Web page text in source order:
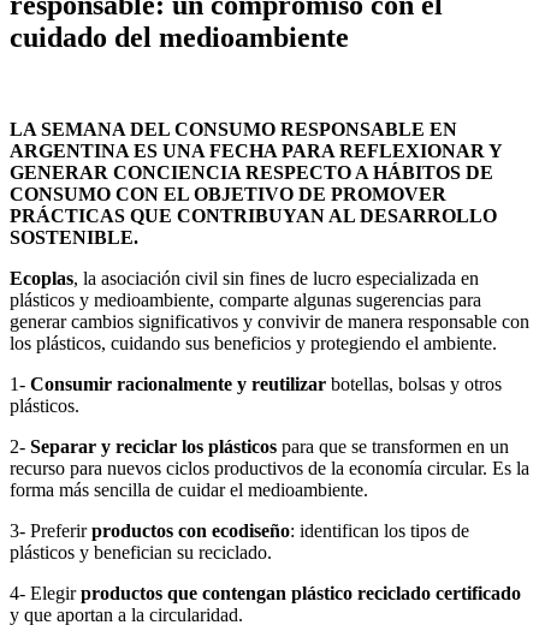
cuidado del medioambiente
LA SEMANA DEL CONSUMO RESPONSABLE EN
ARGENTINA ES UNA FECHA PARA REFLEXIONAR Y
GENERAR CONCIENCIA RESPECTO A HÁBITOS DE
CONSUMO CON EL OBJETIVO DE PROMOVER
PRÁCTICAS QUE CONTRIBUYAN AL DESARROLLO
SOSTENIBLE.
Ecoplas, la asociación civil sin fines de lucro especializada en
plásticos y medioambiente, comparte algunas sugerencias para
generar cambios significativos y convivir de manera responsable con
los plásticos, cuidando sus beneficios y protegiendo el ambiente.
1- Consumir racionalmente y reutilizar botellas, bolsas y otros
plásticos.
2- Separar y reciclar los plásticos para que se transformen en un
recurso para nuevos ciclos productivos de la economía circular. Es la
forma más sencilla de cuidar el medioambiente.
3- Preferirproductos con ecodiseño: identifican los tipos de
plásticos y benefician su reciclado.
4- Elegirproductos que contengan plástico reciclado certificado
y que aportan a la circularidad.